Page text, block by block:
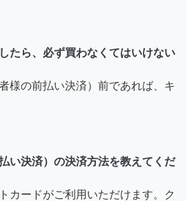
たら、必ず買わなくてはいけない
様の前払い決済）前であれば、キ
い決済）の決済方法を教えてくだ
カードがご利用いただけます。ク